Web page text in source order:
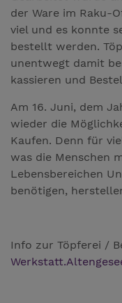
der Ware im Raku-
viel und es konnte
bestellt werden.
unentwegt damit
kassieren und
Am 16. Juni, dem
wieder die
Kaufen. Denn für
was die Menschen
Lebensbereichen
benötigen,
Info zur Töpferei /